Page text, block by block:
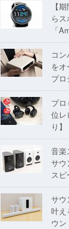
【
ら
「
コ
を
プ
プ
位レ
り】
音楽
サウ
スピ
サウ
叶え
ウン